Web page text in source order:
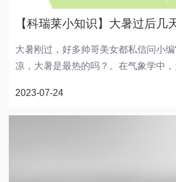
大暑刚过，好多帅哥美女都私信问小编
凉，大暑是最热的吗？。在气象学中
在大暑之后几天天气明显变得凉爽，这
时的特点相矛盾。那么，这个现象是
2023-07-24